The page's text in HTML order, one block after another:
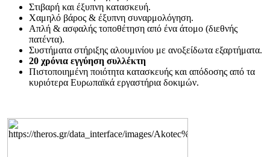
Στιβαρή και έξυπνη κατασκευή.
Χαμηλό βάρος & έξυπνη συναρμολόγηση.
Απλή & ασφαλής τοποθέτηση από ένα άτομο (διεθνής
πατέντα).
Συστήματα στήριξης αλουμινίου με ανοξείδωτα εξαρτήματα.
20 χρόνια εγγύηση συλλέκτη
Πιστοποιημένη ποιότητα κατασκευής και απόδοσης από τα
κυριότερα Ευρωπαϊκά εργαστήρια δοκιμών.